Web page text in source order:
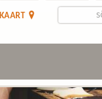
KAART